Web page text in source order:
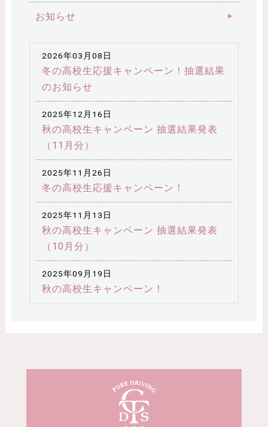
お知らせ
2026年03月08日
冬の高校生応援キャンペーン！抽選結果
のお知らせ
2025年12月16日
秋の高校生キャンペーン 抽選結果発表
（11月分）
2025年11月26日
冬の高校生応援キャンペーン！
2025年11月13日
秋の高校生キャンペーン 抽選結果発表
（10月分）
2025年09月19日
秋の高校生キャンペーン！